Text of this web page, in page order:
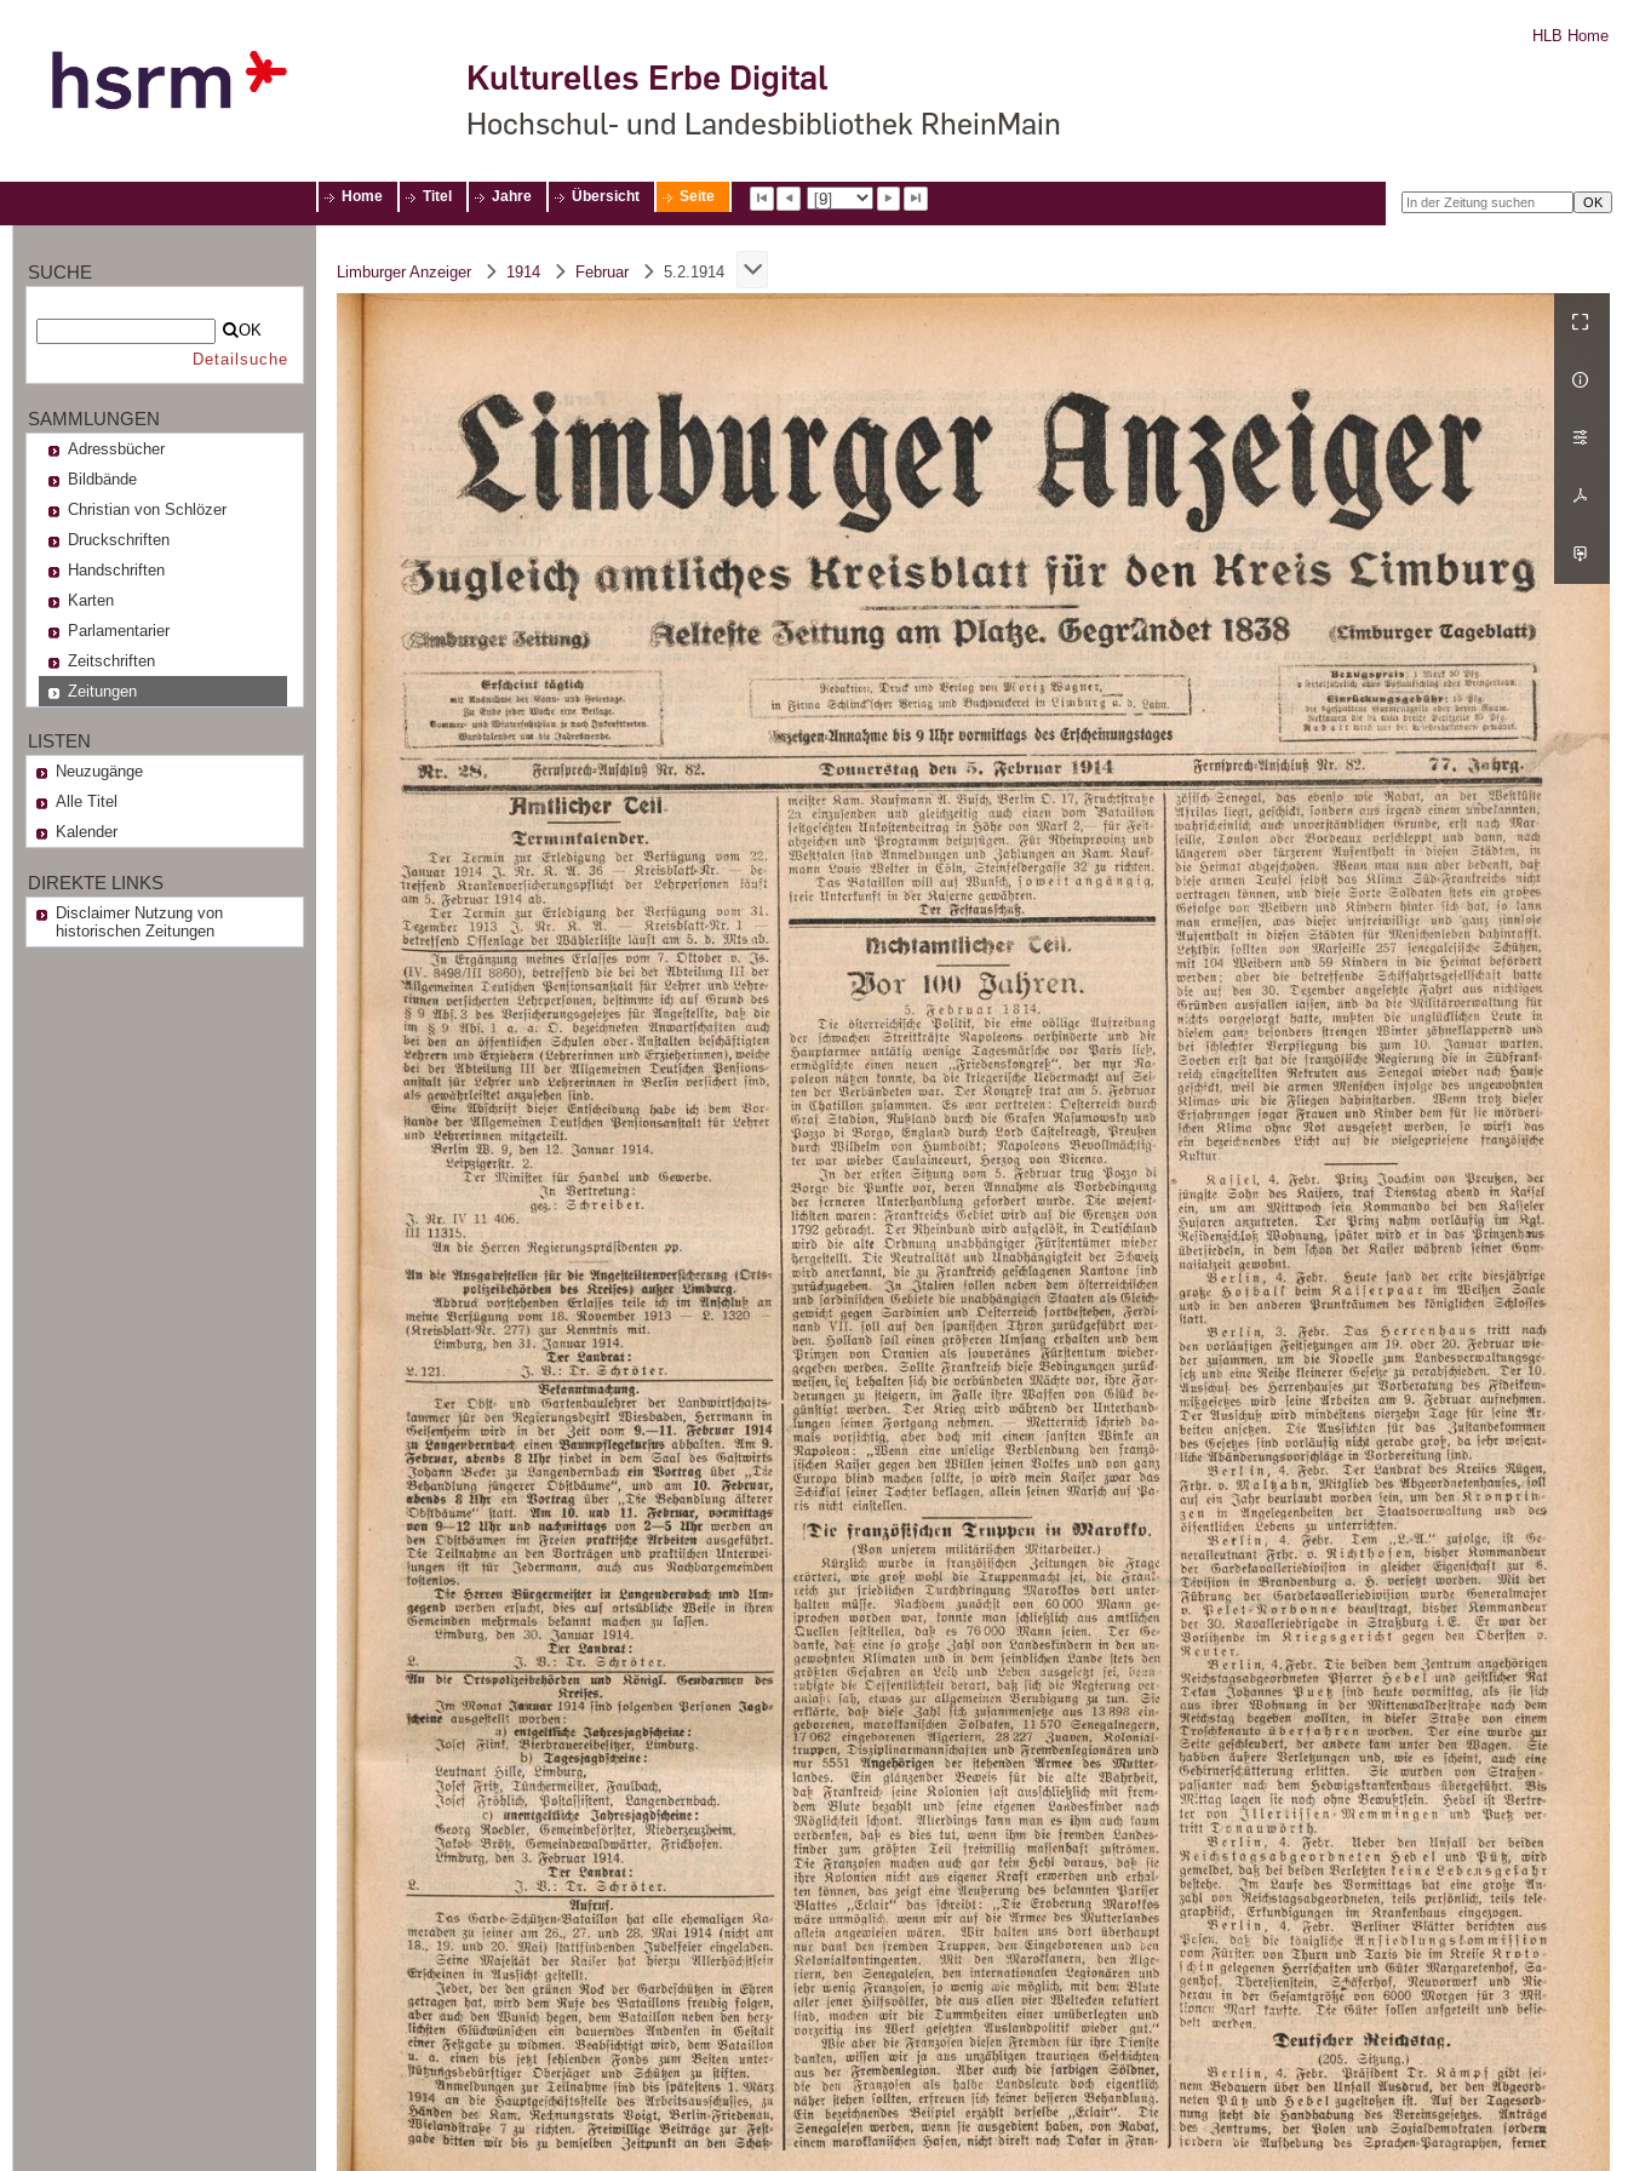
Kulturelles Erbe Digital
Hochschul- und Landesbibliothek RheinMain
HLB Home
Home Titel Jahre Übersicht Seite
SUCHE
OK
Detailsuche
SAMMLUNGEN
Adressbücher
Bildbände
Christian von Schlözer
Druckschriften
Handschriften
Karten
Parlamentarier
Zeitschriften
Zeitungen
LISTEN
Neuzugänge
Alle Titel
Kalender
DIREKTE LINKS
Disclaimer Nutzung von
historischen Zeitungen
Limburger Anzeiger 1914 Februar 5.2.1914